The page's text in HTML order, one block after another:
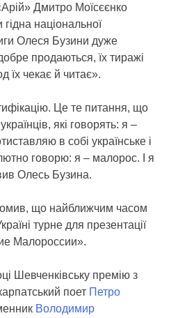
Дмитро Моїсєєнко
національної
Олеся Бузини дуже
продаються, їх тиражі
їх чекає й читає».
Це те питання, що
які говорять: я –
в собі українське і
говорю: я – малорос. І я
Олесь Бузина.
що найближчим часом
турне для презентації
Малороссии».
Шевченківську премію з
поет Петро
Володимир